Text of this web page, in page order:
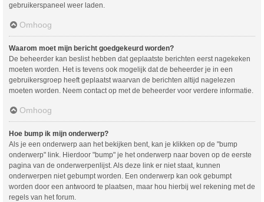
gebruikerspaneel weer laden.
Omhoog
Waarom moet mijn bericht goedgekeurd worden?
De beheerder kan beslist hebben dat geplaatste berichten eerst nagekeken
moeten worden. Het is tevens ook mogelijk dat de beheerder je in een
gebruikersgroep heeft geplaatst waarvan de berichten altijd nagelezen
moeten worden. Neem contact op met de beheerder voor verdere informatie.
Omhoog
Hoe bump ik mijn onderwerp?
Als je een onderwerp aan het bekijken bent, kan je klikken op de "bump
onderwerp" link. Hierdoor "bump" je het onderwerp naar boven op de eerste
pagina van de onderwerpenlijst. Als deze link er niet staat, kunnen
onderwerpen niet gebumpt worden. Een onderwerp kan ook gebumpt
worden door een antwoord te plaatsen, maar hou hierbij wel rekening met de
regels van het forum.